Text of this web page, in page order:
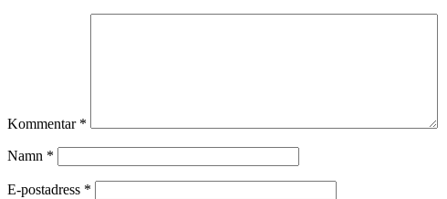
Kommentar *
Namn *
E-postadress *